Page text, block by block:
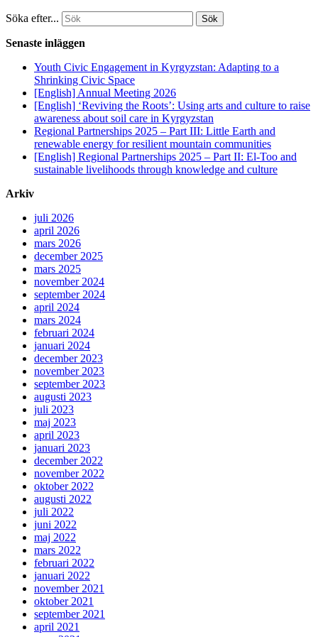
Söka efter...
Senaste inläggen
Youth Civic Engagement in Kyrgyzstan: Adapting to a
Shrinking Civic Space
[English] Annual Meeting 2026
[English] ‘Reviving the Roots’: Using arts and culture to raise
awareness about soil care in Kyrgyzstan
Regional Partnerships 2025 – Part III: Little Earth and
renewable energy for resilient mountain communities
[English] Regional Partnerships 2025 – Part II: El-Too and
sustainable livelihoods through knowledge and culture
Arkiv
juli 2026
april 2026
mars 2026
december 2025
mars 2025
november 2024
september 2024
april 2024
mars 2024
februari 2024
januari 2024
december 2023
november 2023
september 2023
augusti 2023
juli 2023
maj 2023
april 2023
januari 2023
december 2022
november 2022
oktober 2022
augusti 2022
juli 2022
juni 2022
maj 2022
mars 2022
februari 2022
januari 2022
november 2021
oktober 2021
september 2021
april 2021